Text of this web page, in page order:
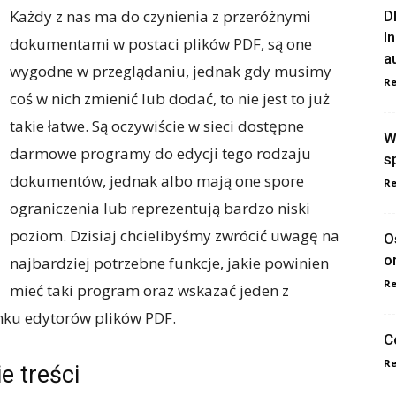
Każdy z nas ma do czynienia z przeróżnymi
dokumentami w postaci plików PDF, są one
wygodne w przeglądaniu, jednak gdy musimy
coś w nich zmienić lub dodać, to nie jest to już
takie łatwe. Są oczywiście w sieci dostępne
darmowe programy do edycji tego rodzaju
dokumentów, jednak albo mają one spore
ograniczenia lub reprezentują bardzo niski
poziom. Dzisiaj chcielibyśmy zwrócić uwagę na
najbardziej potrzebne funkcje, jakie powinien
mieć taki program oraz wskazać jeden z
edytorów plików PDF.
treści